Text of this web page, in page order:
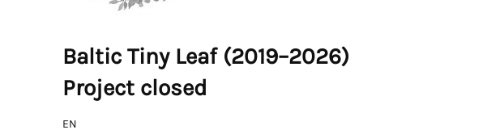
Baltic Tiny Leaf (2019–2026)
Project closed
EN